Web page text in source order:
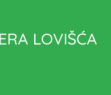
LOVIŠĆA